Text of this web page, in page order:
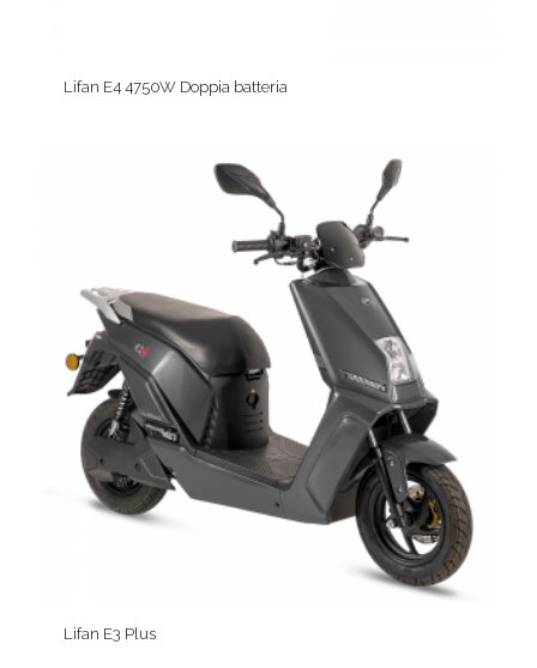
Lifan E4 4750W Doppia batteria
Lifan E3 Plus